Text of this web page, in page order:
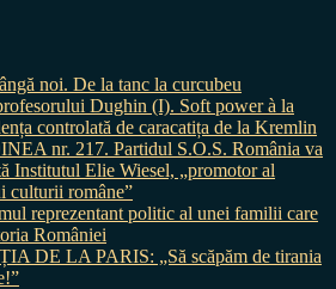
noi. De la tanc la curcubeu
Dughin (I). Soft power à la
controlată de caracatița de la Kremlin
nr. 217. Partidul S.O.S. România va
Institutul Elie Wiesel, „promotor al
culturii române”
reprezentant politic al unei familii care
României
DE LA PARIS: „Să scăpăm de tirania